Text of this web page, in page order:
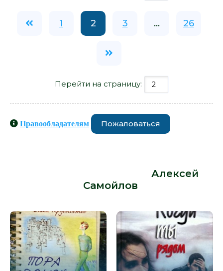
1 2 3 ... 26
Перейти на страницу:
Правообладателям Пожаловаться
Алексей
Самойлов